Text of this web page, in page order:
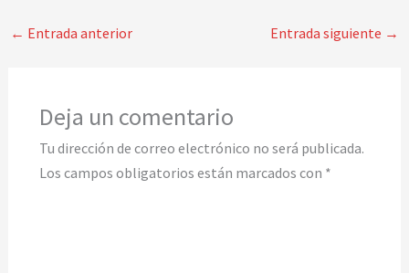
← Entrada anterior Entrada siguiente →
Deja un comentario
Tu dirección de correo electrónico no será publicada.
Los campos obligatorios están marcados con *